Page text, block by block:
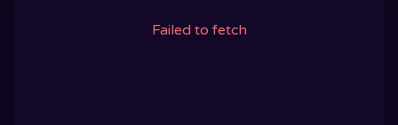
Failed to fetch